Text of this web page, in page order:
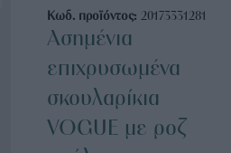
Κωδ. προϊόντος: 20173331281
Ασημένια
επιχρυσωμένα
σκουλαρίκια
VOGUE με ροζ